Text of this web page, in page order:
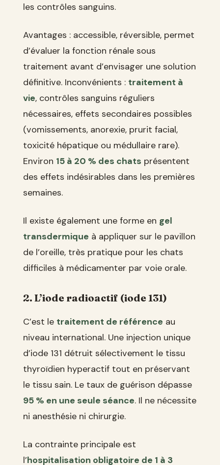
les contrôles sanguins.
Avantages : accessible, réversible, permet
d’évaluer la fonction rénale sous
traitement avant d’envisager une solution
définitive. Inconvénients : traitement à
vie, contrôles sanguins réguliers
nécessaires, effets secondaires possibles
(vomissements, anorexie, prurit facial,
toxicité hépatique ou médullaire rare).
Environ 15 à 20 % des chats présentent
des effets indésirables dans les premières
semaines.
Il existe également une forme en gel
transdermique à appliquer sur le pavillon
de l’oreille, très pratique pour les chats
difficiles à médicamenter par voie orale.
2. L’iode radioactif (iode 131)
C’est le traitement de référence au
niveau international. Une injection unique
d’iode 131 détruit sélectivement le tissu
thyroïdien hyperactif tout en préservant
le tissu sain. Le taux de guérison dépasse
95 % en une seule séance. Il ne nécessite
ni anesthésie ni chirurgie.
La contrainte principale est
l’hospitalisation obligatoire de 1 à 3